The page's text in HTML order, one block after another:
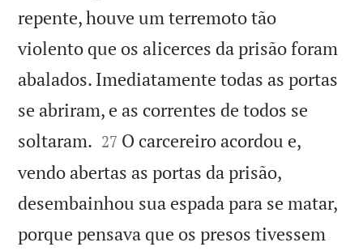
repente, houve um terremoto tão
violento que os alicerces da prisão foram
abalados. Imediatamente todas as portas
se abriram, e as correntes de todos se
soltaram. 

27 O carcereiro acordou e,
vendo abertas as portas da prisão,
desembainhou sua espada para se matar,
porque pensava que os presos tivessem